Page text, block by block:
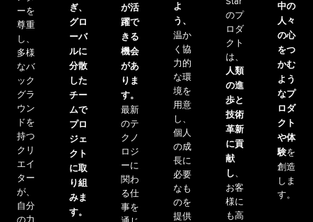
ーを
尊重
し、
多様
なバ
ック
グラ
ウン
ドを
持つ
クリ
エイ
ター
が、
自分
の力
ぎ、
グロ
ーバ
ルに
分散
した
チー
ムで
プロ
ジェ
クト
に取
り組
みま
す。
が活
躍で
きる
機会
があ
りま
す。
最新
のテ
クノ
ロジ
ーに
関わ
る仕
事を
よ
う、
温か
く協
力的
な環
境を
用意
し、
個人
の成
長に
必要
なも
のを
提供
のプ
ロダ
クト
は、
人類
の進
歩と
技術
革新
に貢
献
し、
お客
様に
も高
中の
人々
の心
をつ
かむ
よう
なプ
ロダ
クト
や体
験を
創造
しま
す。